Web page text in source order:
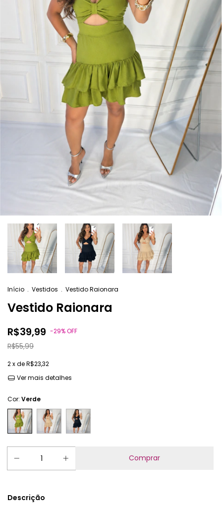
Início . Vestidos . Vestido Raionara
Vestido Raionara
R$39,99 -29%OFF
R$55,99
2x deR$23,32
Ver mais detalhes
Cor: Verde
Descrição